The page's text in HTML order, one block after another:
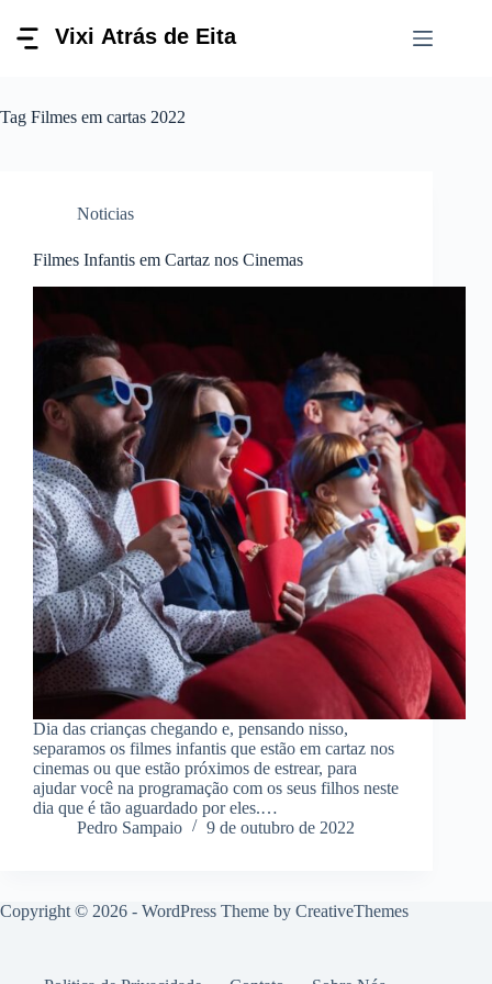
para
Tag Filmes em cartas 2022
Noticias
Filmes Infantis em Cartaz nos Cinemas
Dia das crianças chegando e, pensando nisso,
separamos os filmes infantis que estão em cartaz nos
cinemas ou que estão próximos de estrear, para
ajudar você na programação com os seus filhos neste
dia que é tão aguardado por eles.…
Pedro Sampaio
9 de outubro de 2022
Copyright © 2026 - WordPress Theme by CreativeThemes